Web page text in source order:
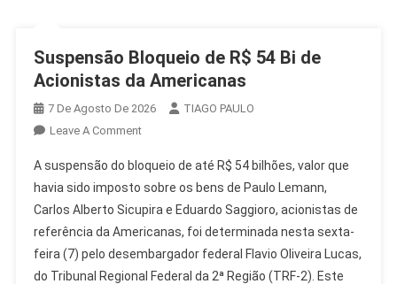
Suspensão Bloqueio de R$ 54 Bi de
Acionistas da Americanas
7 De Agosto De 2026
TIAGO PAULO
Leave A CommentOn
Bloqueio
De
R$
54
Bi
De
A suspensão do bloqueio de até R$ 54 bilhões, valor que
havia sido imposto sobre os bens de Paulo Lemann,
Carlos Alberto Sicupira e Eduardo Saggioro, acionistas de
referência da Americanas, foi determinada nesta sexta-
feira (7) pelo desembargador federal Flavio Oliveira Lucas,
do Tribunal Regional Federal da 2ª Região (TRF-2). Este